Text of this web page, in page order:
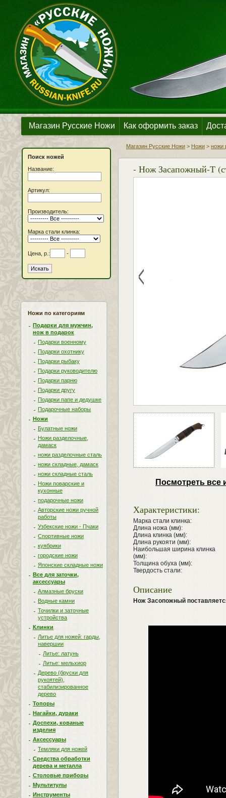
Магазин Русские Ножи Как оформить заказ
Поиск ножей
Название:
Артикул:
Производитель:
Марка стали клинка:
Цена, р.: -
Ножи по категориям
Подарки для мужчин,
нож в подарок
Подарки военному
Подарки охотнику
Подарки рыбаку
Подарки руководителю
Подарки парню
Подарки другу
Подарки папе и дедушке
Подарочные наборы
Ножи
Булатные ножи
Ножи разделочные,
дамаск
ножи разделочные сталь
ножи складные, дамаск
ножи складные сталь
Ножи поварские и
кухонные
подарочные ножи
Авторские ножи ручной
работы
Узбекские ножи - Пчаки
Спортивные ножи
куябрики
городские ножи
Японские складные ножи
Все для заточки,
аксессуары
Алмазные бруски
Водные камни
Точилки и заточные
устройства
Клинки
Литье для ножей: гарды,
навершии
Литье: латунь
Литье: мельхиор
Дерево (бруски для
рукоятей),
стабилизированное
дерево
Топоры
Нагайки, дураки
Доспехи, кованые
изделия
Аксессуары
Темляки для ножей
Средства обработки
дерева и металла
Столовые приборы
Мультитулы
Инструменты
Магазин Русские Ножи > Ножи > ножи
- Нож Засапожный-Т
<
Посмотреть все
Характеристики:
Марка стали клинка:
Длина ножа (мм):
Длина клинка (мм):
Длина рукояти (мм):
Наибольшая ширина клинка
(мм):
Толщина обуха (мм):
Твердость стали:
Описание
Нож Засопожный